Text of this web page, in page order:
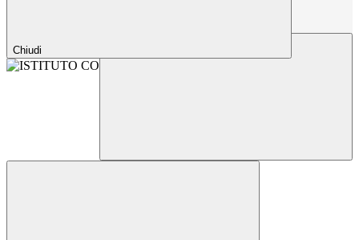
Chiudi